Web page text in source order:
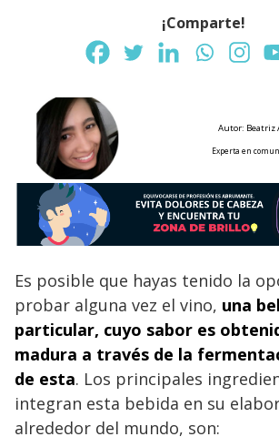
¡Comparte!
Autor: Beatriz
Experta en
Es posible que hayas tenido la
probar alguna vez el vino, una
particular, cuyo sabor es
madura a través de la
de esta. Los principales
integran esta bebida en su
alrededor del mundo, son: